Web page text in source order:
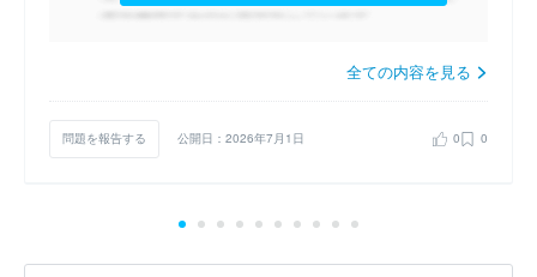
全ての内容を見る
問題を報告する 公開日：2026年7月1日 0 0